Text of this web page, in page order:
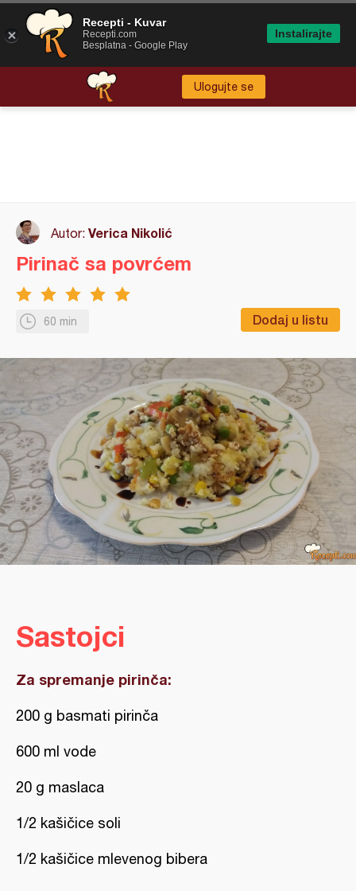
Ulogujte se
Autor: Verica Nikolić
60 min Dodaj u listu
Pirinač sa povrćem
Sastojci
Za spremanje pirinča:
200 g basmati pirinča
600 ml vode
20 g maslaca
1/2 kašičice soli
1/2 kašičice mlevenog bibera
Recepti - Kuvar
Recepti.com
Besplatna - Google Play
Instalirajte